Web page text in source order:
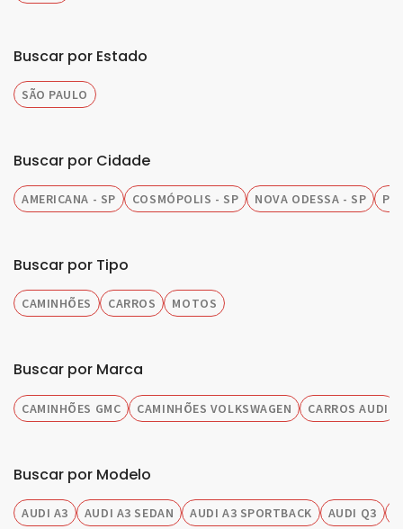
Buscar por Estado
SÃO PAULO
Buscar por Cidade
AMERICANA - SP COSMÓPOLIS - SP NOVA ODESSA - SP
Buscar por Tipo
CAMINHÕES CARROS MOTOS
Buscar por Marca
CAMINHÕES GMC CAMINHÕES VOLKSWAGEN CARROS AUDI
Buscar por Modelo
AUDI A3 AUDI A3 SEDAN AUDI A3 SPORTBACK AUDI Q3